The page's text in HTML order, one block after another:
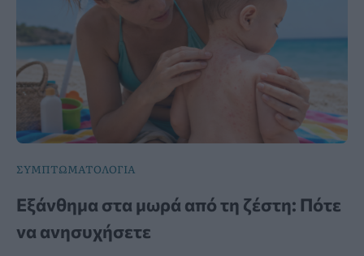
ΣΥΜΠΤΩΜΑΤΟΛΟΓΙΑ
Εξάνθημα στα μωρά από τη ζέστη: Πότε
να ανησυχήσετε